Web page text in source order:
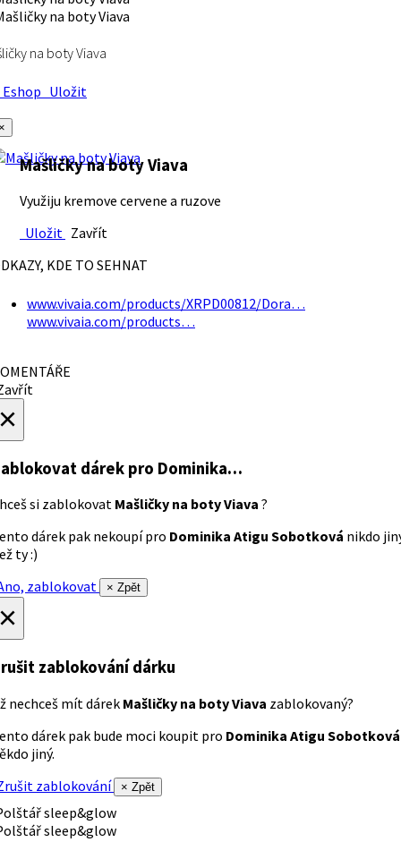
na boty Viava
Uložit
Mašličky na boty Viava
Využiju kremove cervene a ruzove
Uložit Zavřít
KDE TO SEHNAT
www.vivaia.com/products/XRPD00812/Dora…
www.vivaia.com/products…
dárek pro Dominika…
si zablokovat Mašličky na boty Viava ?
dárek pak nekoupí pro Dominika Atigu Sobotková nikdo
ty :)
zablokovat
× Zpět
zablokování dárku
nechceš mít dárek Mašličky na boty Viava zablokovaný?
dárek pak bude moci koupit pro Dominika Atigu Sobotková
jiný.
zablokování
× Zpět